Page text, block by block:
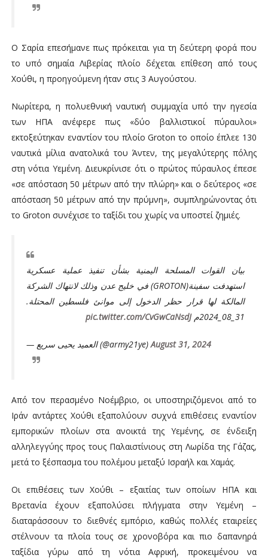
Ο Σαρία επεσήμανε πως πρόκειται για τη δεύτερη φορά που
το υπό σημαία Λιβερίας πλοίο δέχεται επίθεση από τους
Χούθι, η προηγούμενη ήταν στις 3 Αυγούστου.
Νωρίτερα, η πολυεθνική ναυτική συμμαχία υπό την ηγεσία
των ΗΠΑ ανέφερε πως «δύο βαλλιστικοί πύραυλοι»
εκτοξεύτηκαν εναντίον του πλοίο Groton το οποίο έπλεε 130
ναυτικά μίλια ανατολικά του Άντεν, της μεγαλύτερης πόλης
στη νότια Υεμένη. Διευκρίνισε ότι ο πρώτος πύραυλος έπεσε
«σε απόσταση 50 μέτρων από την πλώρη» και ο δεύτερος «σε
απόσταση 50 μέτρων από την πρύμνη», συμπληρώνοντας ότι
το Groton συνέχισε το ταξίδι του χωρίς να υποστεί ζημιές.
بيان القوات المسلحة اليمنية بشأن تنفيذ عملية عسكرية
استهدفت سفينة(GROTON) في خليج عدن وذلك لانتهاك الشركة
المالكة لها قرار حظر الدخول إلى موانئ فلسطين المحتلة.
31_08_2024م
pic.twitter.com/CvGwCaNsdJ
— العميد يحيى سريع (@army21ye) August 31, 2024
Από τον περασμένο Νοέμβριο, οι υποστηριζόμενοι από το
Ιράν αντάρτες Χούθι εξαπολύουν συχνά επιθέσεις εναντίον
εμπορικών πλοίων στα ανοικτά της Υεμένης, σε ένδειξη
αλληλεγγύης προς τους Παλαιστίνιους στη Λωρίδα της Γάζας,
μετά το ξέσπασμα του πολέμου μεταξύ Ισραήλ και Χαμάς.
Οι επιθέσεις των Χούθι – εξαιτίας των οποίων ΗΠΑ και
Βρετανία έχουν εξαπολύσει πλήγματα στην Υεμένη –
διαταράσσουν το διεθνές εμπόριο, καθώς πολλές εταιρείες
στέλνουν τα πλοία τους σε χρονοβόρα και πιο δαπανηρά
ταξίδια γύρω από τη νότια Αφρική, προκειμένου να